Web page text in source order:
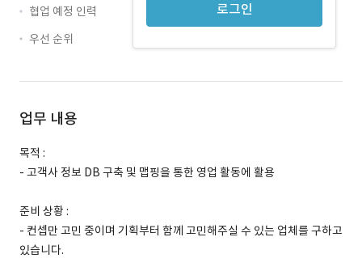
로그인
협업 예정 인력
우선 순위
업무 내용
목적 :
- 고객사 정보 DB 구축 및 맵핑을 통한 영업 활동에 활용
준비 상황 :
- 컨셉만 고민 중이며 기획부터 함께 고민해주실 수 있는 업체를 구하고
있습니다.